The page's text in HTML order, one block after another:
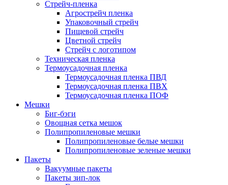
Стрейч-пленка
Агрострейч пленка
Упаковочный стрейч
Пищевой стрейч
Цветной стрейч
Стрейч с логотипом
Техническая пленка
Термоусадочная пленка
Термоусадочная пленка ПВД
Термоусадочная пленка ПВХ
Термоусадочная пленка ПОФ
Мешки
Биг-бэги
Овощная сетка мешок
Полипропиленовые мешки
Полипропиленовые белые мешки
Полипропиленовые зеленые мешки
Пакеты
Вакуумные пакеты
Пакеты зип-лок